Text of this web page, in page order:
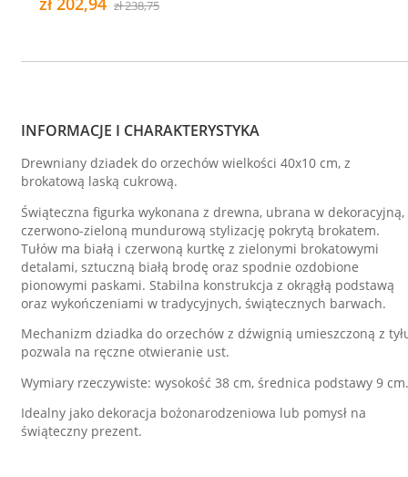
zł 238,75
INFORMACJE I CHARAKTERYSTYKA
Drewniany dziadek do orzechów wielkości 40x10 cm, z
brokatową laską cukrową.
Świąteczna figurka wykonana z drewna, ubrana w dekoracyjną,
czerwono-zieloną mundurową stylizację pokrytą brokatem.
Tułów ma białą i czerwoną kurtkę z zielonymi brokatowymi
detalami, sztuczną białą brodę oraz spodnie ozdobione
pionowymi paskami. Stabilna konstrukcja z okrągłą podstawą
oraz wykończeniami w tradycyjnych, świątecznych barwach.
Mechanizm dziadka do orzechów z dźwignią umieszczoną z
pozwala na ręczne otwieranie ust.
Wymiary rzeczywiste: wysokość 38 cm, średnica podstawy 9 cm.
Idealny jako dekoracja bożonarodzeniowa lub pomysł na
świąteczny prezent.